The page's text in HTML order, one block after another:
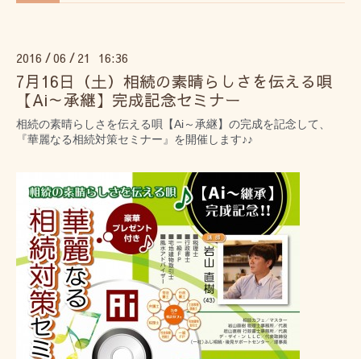
2016 /06 / 21 16:36
7月16日（土）相続の素晴らしさを伝える唄
【Ai～承継】完成記念セミナー
相続の素晴らしさを伝える唄【Ai～承継】の完成を記念 して、
『華麗なる相続対策セミナー』を開催します♪♪